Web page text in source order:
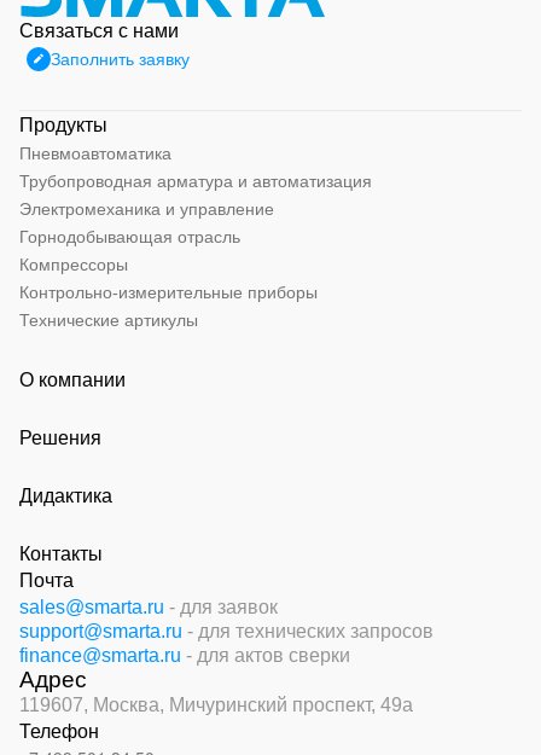
Связаться с нами
Заполнить заявку
Продукты
Пневмоавтоматика
Трубопроводная арматура и автоматизация
Электромеханика и управление
Горнодобывающая отрасль
Компрессоры
Контрольно-измерительные приборы
Технические артикулы
О компании
Решения
Дидактика
Контакты
Почта
sales@smarta.ru - для заявок
support@smarta.ru - для технических запросов
finance@smarta.ru - для актов сверки
Адрес
119607, Москва, Мичуринский проспект, 49а
Телефон